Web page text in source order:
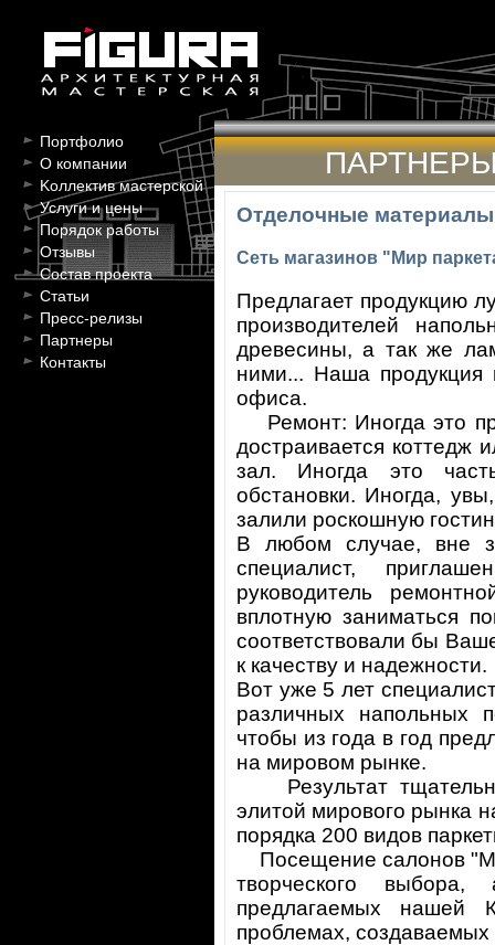
Портфолио
О компании
Kоллектив мастерской
Услуги и цены
Порядок работы
Отзывы
Состав проекта
Статьи
Пресс-релизы
Партнеры
Контакты
Отделочные
Сеть магазинов "Мир
Предлагает продукцию
производителей
древесины, а так же
ними... Наша продукция
офиса.
Ремонт: Иногда это
достраивается коттедж
зал. Иногда это
обстановки. Иногда,
залили роскошную
В любом случае, вне
специалист,
руководитель
вплотную заниматься
соответствовали бы
к качеству и надежности.
Вот уже 5 лет
различных напольных
чтобы из года в год
на мировом рынке.
Результат
элитой мирового рынка
порядка 200 видов
Посещение салонов
творческого
предлагаемых нашей
проблемах,